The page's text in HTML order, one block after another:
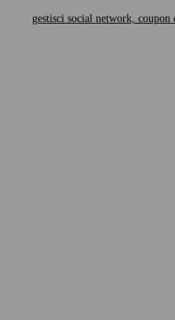
gestisci social network,